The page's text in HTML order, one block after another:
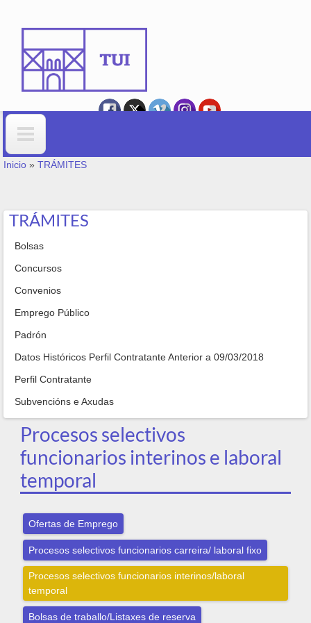
Formulario de busca
VOSTEDE ESTÁ AQUÍ
Inicio » TRÁMITES
TRÁMITES
Bolsas
Concursos
Convenios
Emprego Público
Padrón
Datos Históricos Perfil Contratante Anterior a 09/03/2018
Perfil Contratante
Subvencións e Axudas
Procesos selectivos
funcionarios interinos e laboral
temporal
Ofertas de Emprego
Procesos selectivos funcionarios carreira/ laboral fixo
Procesos selectivos funcionarios interinos/laboral
temporal
Bolsas de traballo/Listaxes de reserva